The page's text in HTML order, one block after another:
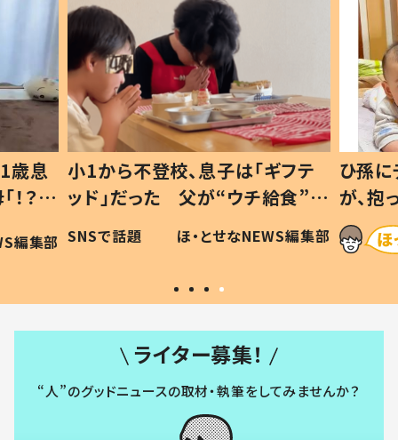
歳息
？」
編集部
小1から不登校、息子は「ギフテ
ッド」だった 父が“ウチ給食”を
作り続ける理由とは #令和の親
#令和の子
SNSで話題 ほ・とせなNEWS編集部
ひ孫
が、
「涙が
い」
ライター募集！
“人”のグッドニュースの取材・執筆をしてみませんか？